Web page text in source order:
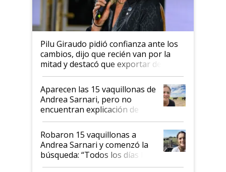
Pilu Giraudo pidió confianza ante los
cambios, dijo que recién van por la
mitad y destacó que exportar dejó de
ser "para unos pocos": "Tenemos un
mandato muy claro del gobierno
nacional"
Aparecen las 15 vaquillonas de
Andrea Sarnari, pero no
encuentran explicación de
cómo llegaron allí
Robaron 15 vaquillonas a
Andrea Sarnari y comenzó la
búsqueda: “Todos los días le
toca a algún productor”